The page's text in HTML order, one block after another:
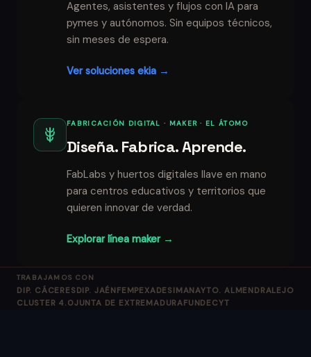
Agentes, asistentes y flujos con IA para
pymes y autónomos. Sin equipos técnicos,
sin meses de espera.
Ver soluciones ekia →
FABRICACIÓN DIGITAL · MAKER · EL ÁTOMO
Diseña. Fabrica. Aprende.
FabLabs y huertos digitales llave en mano
para centros educativos y territorios que
quieren innovar de verdad.
Explorar línea maker →
TRABAJAMOS CON
DIP. CÁCERESDIP. JAÉNFEMPEXADESIMANAYTO. ALMENDRALEJO
CLUSTER 4.0JUNTA DE EXTREMADURAFUNDECYT